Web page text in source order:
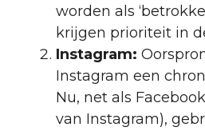
worden als
krijgen prioriteit in
Instagram:
Instagram een
Nu, net als
van Instagram),